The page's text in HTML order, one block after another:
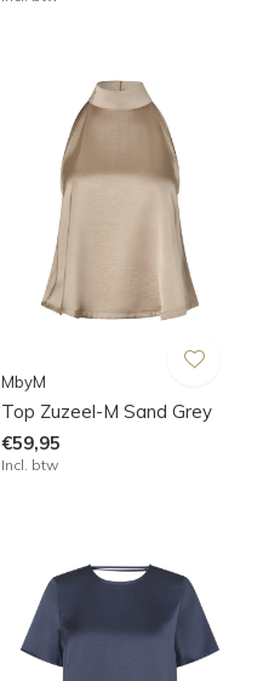
MbyM
Top Zuzeel-M Sand Grey
€59,95
Incl. btw